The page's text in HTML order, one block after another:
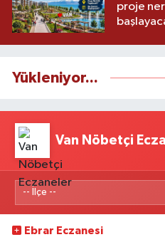
proje
Yükleniyor...
Van Nöbetçi
Ebrar Eczanesi